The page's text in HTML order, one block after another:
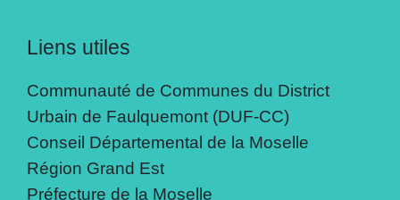
Liens utiles
Communauté de Communes du District
Urbain de Faulquemont (DUF-CC)
Conseil Départemental de la Moselle
Région Grand Est
Préfecture de la Moselle